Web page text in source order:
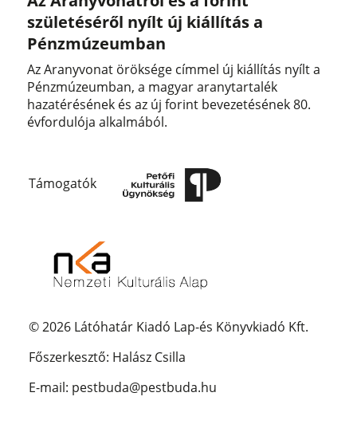
születéséről nyílt új kiállítás a
Pénzmúzeumban
Az Aranyvonat öröksége címmel új kiállítás nyílt a
Pénzmúzeumban, a magyar aranytartalék
hazatérésének és az új forint bevezetésének 80.
évfordulója alkalmából.
Támogatók
© 2026 Látóhatár Kiadó Lap-és Könyvkiadó Kft.
Főszerkesztő: Halász Csilla
E-mail: pestbuda@pestbuda.hu